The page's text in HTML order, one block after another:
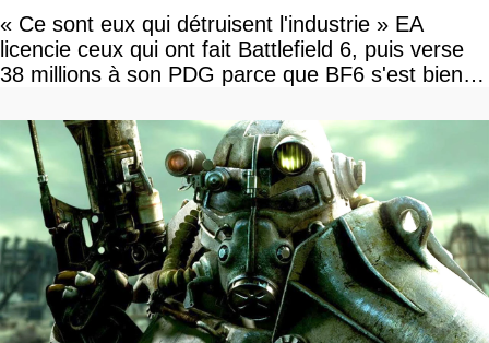
« Ce sont eux qui détruisent l'industrie » EA
licencie ceux qui ont fait Battlefield 6, puis verse
38 millions à son PDG parce que BF6 s'est bien